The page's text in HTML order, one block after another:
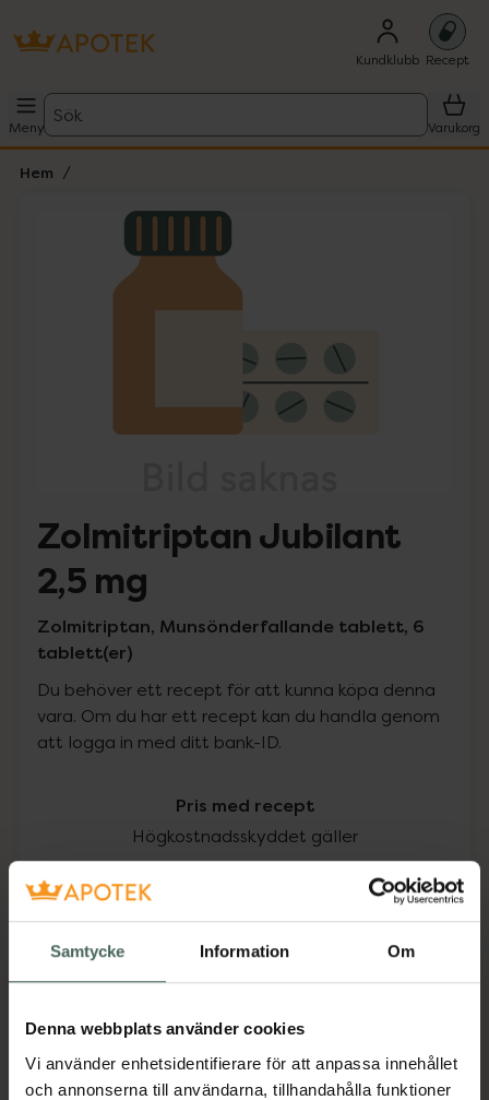
Samtycke Information Om
Denna webbplats använder cookies
Vi använder enhetsidentifierare för att anpassa innehållet
och annonserna till användarna, tillhandahålla funktioner
Kundklubb Recept
Meny
Sök
Varukorg
Hem
Lista: . Innehåller 1 objekt.
Zolmitriptan Jubilant
2,5 mg
Zolmitriptan, Munsönderfallande tablett, 6
tablett(er)
Du behöver ett recept för att kunna köpa denna
vara. Om du har ett recept kan du handla genom
att logga in med ditt bank-ID.
Pris med recept
Högkostnadsskyddet gäller
Köp via ditt recept
Aktuella erbjudanden